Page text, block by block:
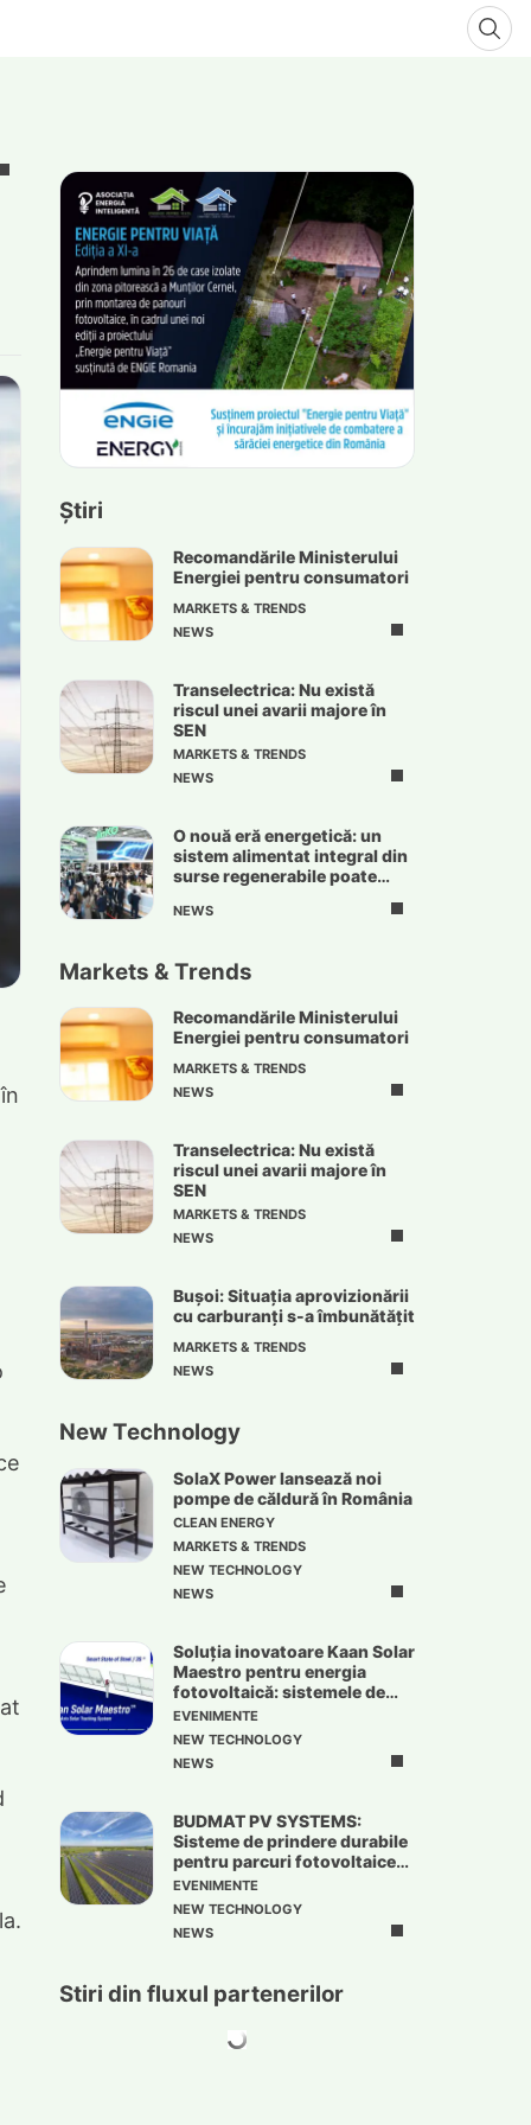
Știri
Recomandările Ministerului
Energiei pentru consumatori
MARKETS & TRENDS
NEWS
Transelectrica: Nu există
riscul unei avarii majore în
SEN
MARKETS & TRENDS
NEWS
O nouă eră energetică: un
sistem alimentat integral din
surse regenerabile poate
NEWS
Markets & Trends
Recomandările Ministerului
Energiei pentru consumatori
MARKETS & TRENDS
NEWS
Transelectrica: Nu există
riscul unei avarii majore în
SEN
MARKETS & TRENDS
NEWS
Bușoi: Situația aprovizionării
cu carburanți s-a îmbunătățit
MARKETS & TRENDS
NEWS
New Technology
SolaX Power lansează noi
pompe de căldură în România
CLEAN ENERGY
MARKETS & TRENDS
NEW TECHNOLOGY
NEWS
Soluția inovatoare Kaan Solar
Maestro pentru energia
fotovoltaică: sistemele de
urmărire solară
EVENIMENTE
NEW TECHNOLOGY
NEWS
BUDMAT PV SYSTEMS:
Sisteme de prindere durabile
pentru parcuri fotovoltaice
de mari dimensiuni
EVENIMENTE
NEW TECHNOLOGY
NEWS
Stiri din fluxul partenerilor